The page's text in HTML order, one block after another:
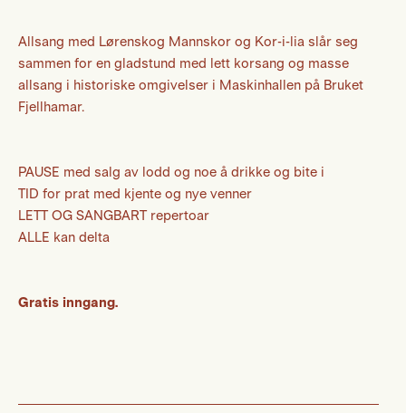
Allsang med Lørenskog Mannskor og Kor-i-lia slår seg
sammen for en gladstund med lett korsang og masse
allsang i historiske omgivelser i Maskinhallen på Bruket
Fjellhamar.
PAUSE med salg av lodd og noe å drikke og bite i
TID for prat med kjente og nye venner
LETT OG SANGBART repertoar
ALLE kan delta
Gratis inngang.